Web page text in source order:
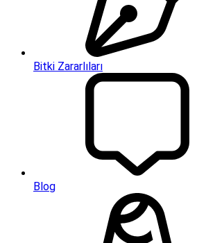
Bitki Zararlıları
Blog